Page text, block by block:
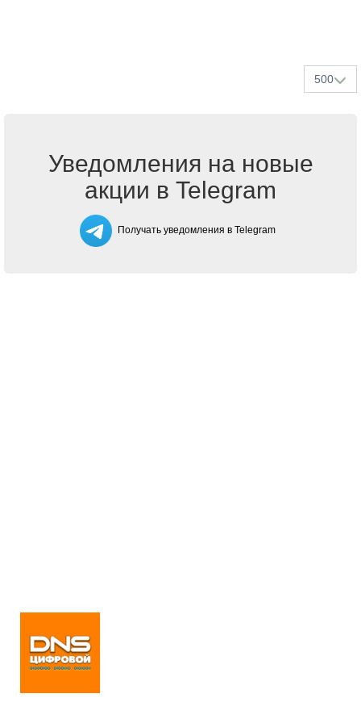
500
Уведомления на новые
акции в Telegram
Получать уведомления в Telegram